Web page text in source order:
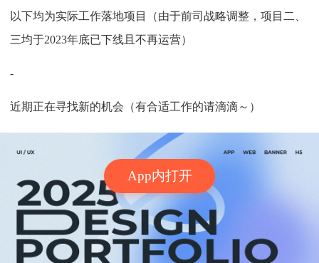
App内打开
以下均为实际工作落地项目（由于前司战略调整，项目二、
三均于2023年底已下线且不再运营）
-
近期正在寻找新的机会（有合适工作的请滴滴～）